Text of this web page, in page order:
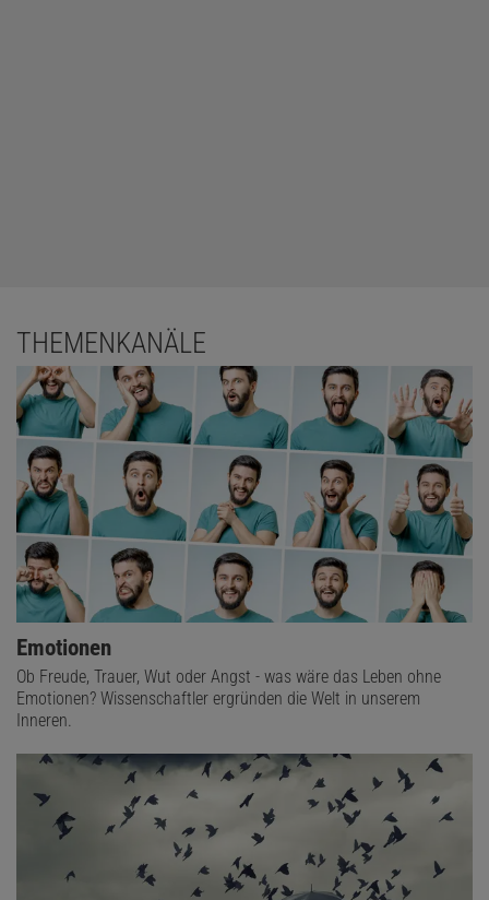
THEMENKANÄLE
Emotionen
Ob Freude, Trauer, Wut oder Angst - was wäre das Leben ohne
Emotionen? Wissenschaftler ergründen die Welt in unserem
Inneren.